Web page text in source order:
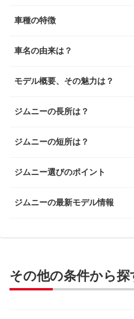
車種の特徴
車名の由来は？
モデル概要、その魅力は？
ジムニーの長所は？
ジムニーの短所は？
ジムニー選びのポイント
ジムニーの最新モデル情報
その他の条件から探